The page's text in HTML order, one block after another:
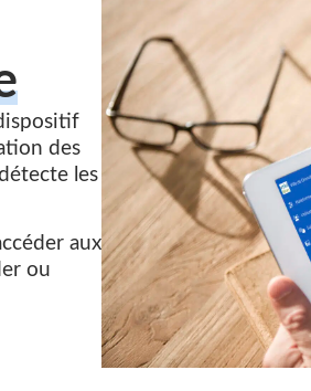
des
les
aux
ou